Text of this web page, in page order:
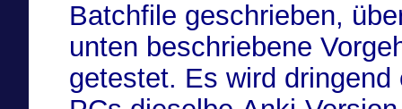
Batchfile geschrieben, über das Anki gestartet wird. Die
unten beschriebene
getestet. Es wird dringend empfohlen, auf allen beteiligten